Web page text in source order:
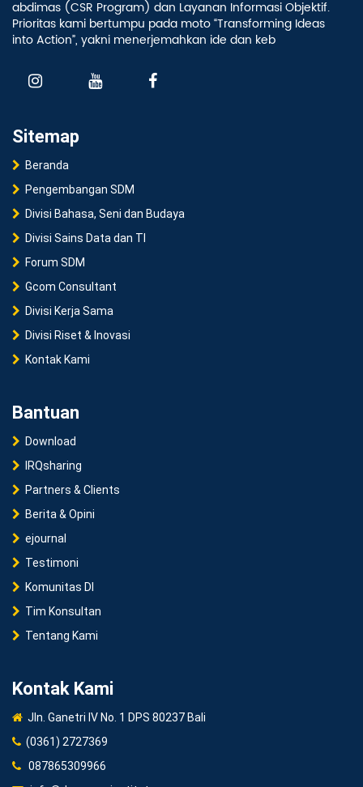
abdimas (CSR Program) dan Layanan Informasi Objektif.
Prioritas kami bertumpu pada moto “Transforming Ideas
into Action”, yakni menerjemahkan ide dan keb
Sitemap
Beranda
Pengembangan SDM
Divisi Bahasa, Seni dan Budaya
Divisi Sains Data dan TI
Forum SDM
Gcom Consultant
Divisi Kerja Sama
Divisi Riset & Inovasi
Kontak Kami
Bantuan
Download
IRQsharing
Partners & Clients
Berita & Opini
ejournal
Testimoni
Komunitas DI
Tim Konsultan
Tentang Kami
Kontak Kami
Jln. Ganetri IV No. 1 DPS 80237 Bali
(0361) 2727369
087865309966